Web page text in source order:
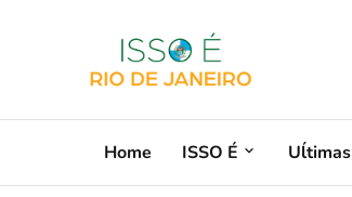
Home ISSO É Uĺtimas